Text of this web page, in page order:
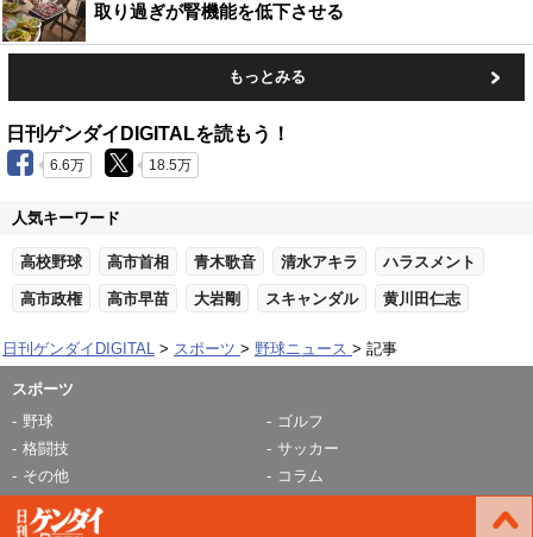
取り過ぎが腎機能を低下させる
もっとみる
日刊ゲンダイDIGITALを読もう！
6.6万 18.5万
人気キーワード
高校野球 高市首相 青木歌音 清水アキラ ハラスメント
高市政権 高市早苗 大岩剛 スキャンダル 黄川田仁志
日刊ゲンダイDIGITAL スポーツ 野球ニュース 記事
スポーツ
野球
ゴルフ
格闘技
サッカー
その他
コラム